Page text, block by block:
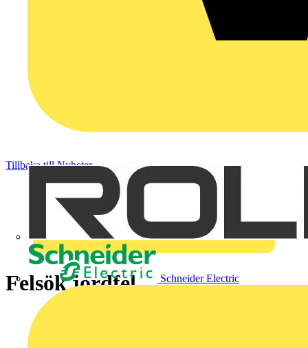
Schneider Electric
Tillbaka till Nyheter
Felsök jordfel